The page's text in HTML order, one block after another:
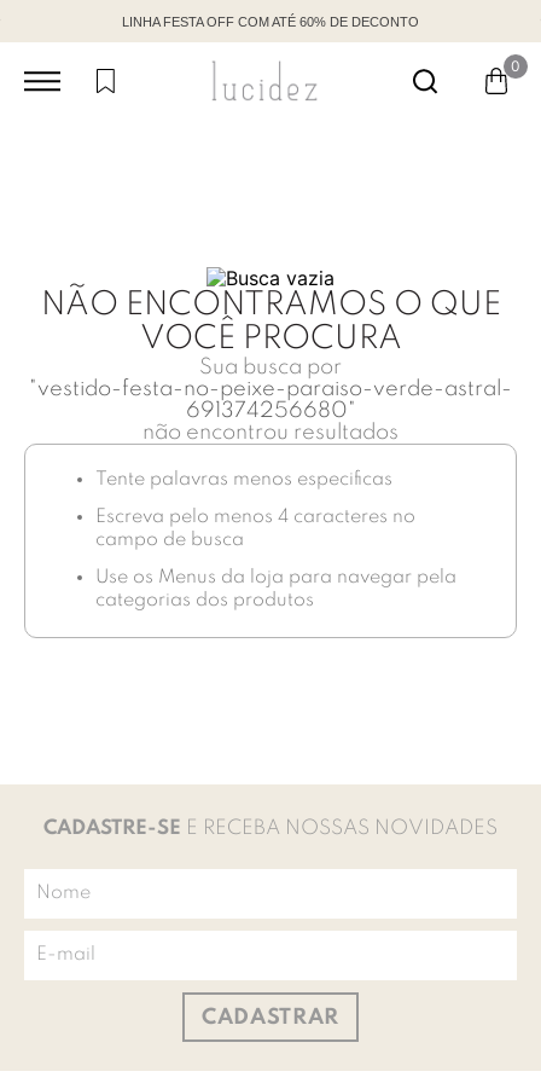
LINHA FESTA OFF COM ATÉ 60% DE DECONTO
0
NÃO ENCONTRAMOS O QUE
VOCÊ PROCURA
Sua busca por
"vestido-festa-no-peixe-paraiso-verde-astral-
691374256680"
não encontrou resultados
Tente palavras menos especificas
Escreva pelo menos 4 caracteres no
campo de busca
Use os Menus da loja para navegar pela
categorias dos produtos
CADASTRE-SE E RECEBA NOSSAS NOVIDADES
CADASTRAR